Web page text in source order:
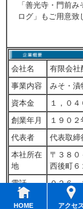
HOME アクセス
「善光寺・門前
ログ」もご用意致
会社名
有限会社
事業内容
みそ・漬
資本金
１，０４
創業年月
１９０２
代表者
代表取
本社所在
地
〒３８
西後町６
電話
０２６
Ｍ担当